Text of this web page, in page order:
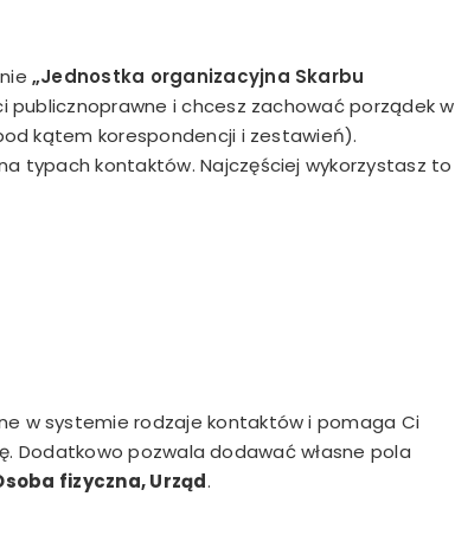
„Jednostka organizacyjna Skarbu
publicznoprawne i chcesz zachować porządek w
kątem korespondencji i zestawień).
typach kontaktów. Najczęściej wykorzystasz to
w systemie rodzaje kontaktów i pomaga Ci
Dodatkowo pozwala dodawać własne pola
fizyczna, Urząd.